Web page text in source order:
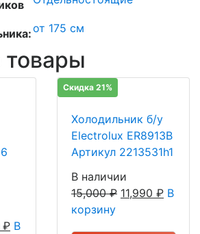
от 175 см
₽ В
Скидка 21%
Холодильник б/у
Electrolux ER8913B
Артикул 2213531h1
В наличии
15,000₽ 11,990 ₽ В
корзину